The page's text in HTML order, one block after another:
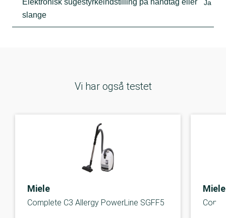
slange
Ja
Vi har også testet
Miele
Complete C3 Allergy PowerLine SGFF5
Miele